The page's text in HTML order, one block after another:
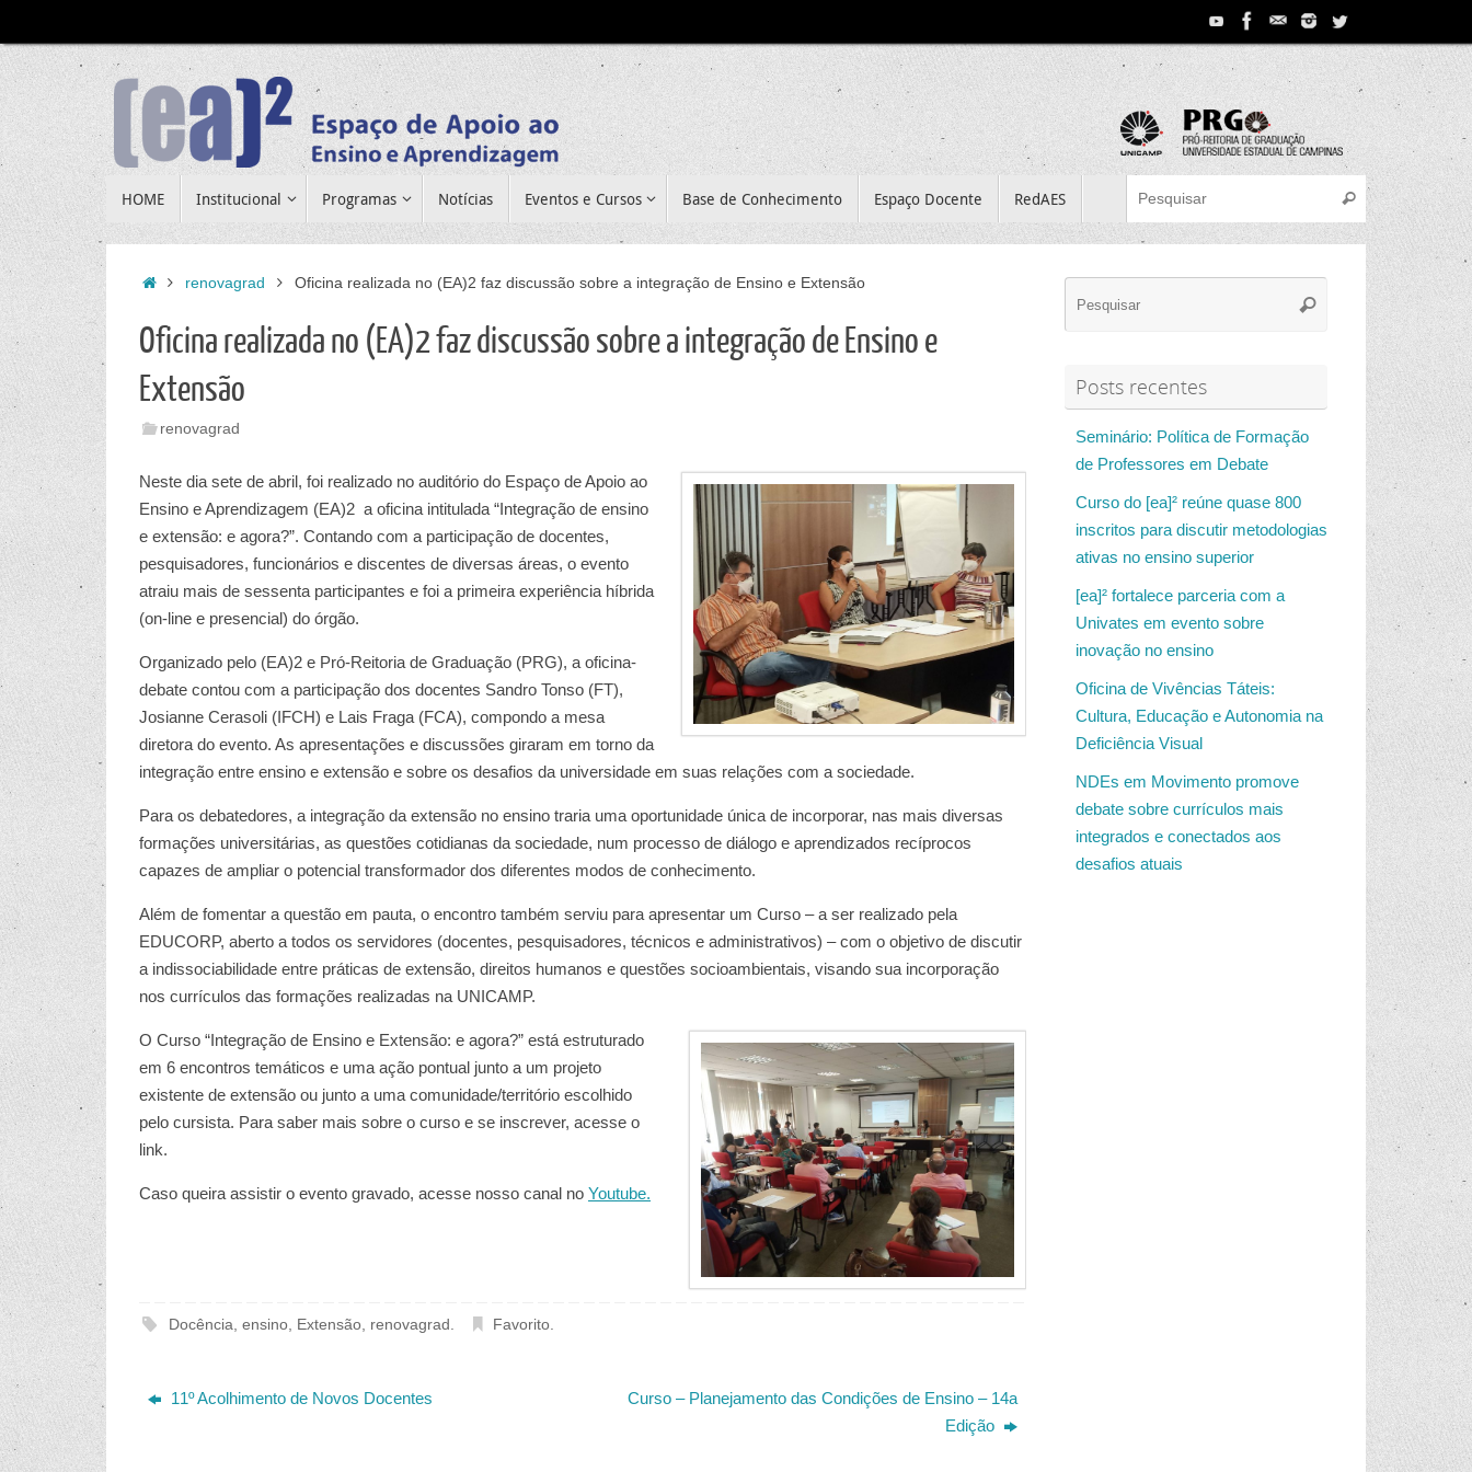
para
conteúdo
para
conteúdo
HOME Institucional Programas Notícias Eventos e Cursos Base de Conhecimento Espaço Docente RedAES
Search for:
Pesquisar
Homerenovagrad Oficina realizada no (EA)2 faz discussão sobre a integração de Ensino e Extensão
Oficina realizada no (EA)2 faz discussão sobre a integração de Ensino e
Extensão
renovagrad
Neste dia sete de abril, foi realizado no auditório do Espaço de Apoio ao
Ensino e Aprendizagem (EA)2 a oficina intitulada “Integração de ensino
e extensão: e agora?”. Contando com a participação de docentes,
pesquisadores, funcionários e discentes de diversas áreas, o evento
atraiu mais de sessenta participantes e foi a primeira experiência híbrida
(on-line e presencial) do órgão.
Organizado pelo (EA)2 e Pró-Reitoria de Graduação (PRG), a oficina-
debate contou com a participação dos docentes Sandro Tonso (FT),
Josianne Cerasoli (IFCH) e Lais Fraga (FCA), compondo a mesa
diretora do evento. As apresentações e discussões giraram em torno da
integração entre ensino e extensão e sobre os desafios da universidade em suas relações com a sociedade.
Para os debatedores, a integração da extensão no ensino traria uma oportunidade única de incorporar, nas mais diversas
formações universitárias, as questões cotidianas da sociedade, num processo de diálogo e aprendizados recíprocos
capazes de ampliar o potencial transformador dos diferentes modos de conhecimento.
Além de fomentar a questão em pauta, o encontro também serviu para apresentar um Curso – a ser realizado pela
EDUCORP, aberto a todos os servidores (docentes, pesquisadores, técnicos e administrativos) – com o objetivo de discutir
a indissociabilidade entre práticas de extensão, direitos humanos e questões socioambientais, visando sua incorporação
nos currículos das formações realizadas na UNICAMP.
O Curso “Integração de Ensino e Extensão: e agora?” está estruturado
em 6 encontros temáticos e uma ação pontual junto a um projeto
existente de extensão ou junto a uma comunidade/território escolhido
pelo cursista. Para saber mais sobre o curso e se inscrever, acesse o
link.
Caso queira assistir o evento gravado, acesse nosso canal no Youtube.
Docência ,ensino Extensão renovagrad Favorito
11º Acolhimento de Novos Docentes
Curso – Planejamento das Condições de Ensino – 14a
Edição
Pesquisar
Posts recentes
Seminário: Política de Formação
de Professores em Debate
Curso do [ea]² reúne quase 800
inscritos para discutir metodologias
ativas no ensino superior
[ea]² fortalece parceria com a
Univates em evento sobre
inovação no ensino
Oficina de Vivências Táteis:
Cultura, Educação e Autonomia na
Deficiência Visual
NDEs em Movimento promove
debate sobre currículos mais
integrados e conectados aos
desafios atuais